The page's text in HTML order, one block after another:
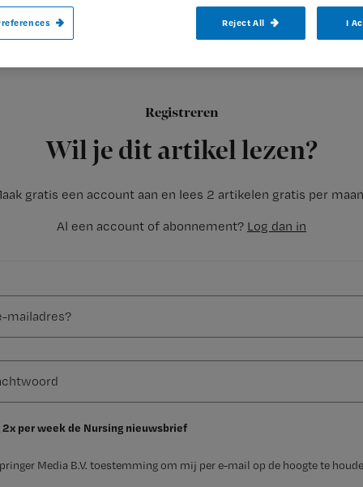
Registreren
Wil je dit artikel lezen?
gratis een account aan en lees 2 artikelen gratis per
Al een account of abonnement? Log dan in
2x per week de Nursing nieuwsbrief
Media B.V. toestemming om mij per e-mail op de hoogte te
Kan een snelwerkend capillair
Reject All I